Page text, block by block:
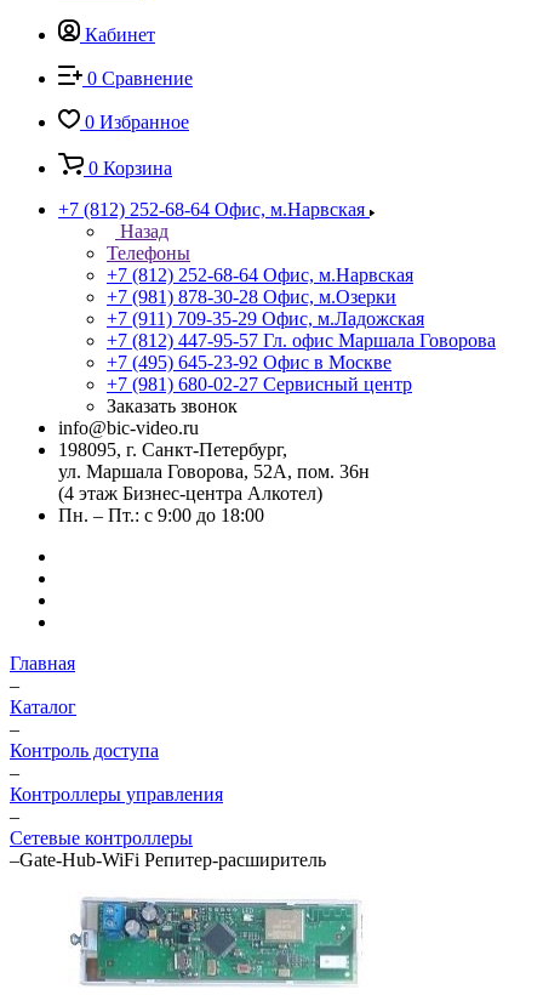
Кабинет
0 Сравнение
0 Избранное
0 Корзина
+7 (812) 252-68-64 Офис, м.Нарвская
Назад
Телефоны
+7 (812) 252-68-64 Офис, м.Нарвская
+7 (981) 878-30-28 Офис, м.Озерки
+7 (911) 709-35-29 Офис, м.Ладожская
+7 (812) 447-95-57 Гл. офис Маршала Говорова
+7 (495) 645-23-92 Офис в Москве
+7 (981) 680-02-27 Сервисный центр
Заказать звонок
info@bic-video.ru
198095, г. Санкт-Петербург,
ул. Маршала Говорова, 52А, пом. 36н
(4 этаж Бизнес-центра Алкотел)
Пн. – Пт.: с 9:00 до 18:00
Главная
–
Каталог
–
Контроль доступа
–
Контроллеры управления
–
Сетевые контроллеры
–Gate-Hub-WiFi Репитер-расширитель